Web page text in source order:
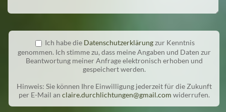
Ich habe die Datenschutzerklärungzur Kenntnis
genommen. Ich stimme zu, dass meine Angaben und Daten zur
Beantwortung meiner Anfrage elektronisch erhoben und
gespeichert werden.
Hinweis: Sie können Ihre Einwilligung jederzeit für die Zukunft
per E-Mail an claire.durchlichtungen@gmail.com widerrufen.